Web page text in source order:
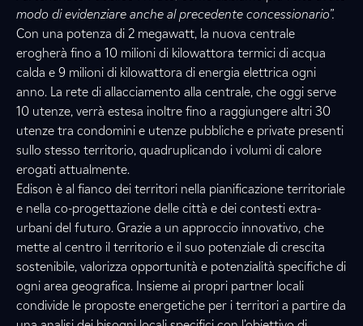
modo di evidenziare anche al precedente concessionario”.
Con una potenza di 2 megawatt, la nuova centrale
erogherà fino a 10 milioni di kilowattora termici di acqua
calda e 9 milioni di kilowattora di energia elettrica ogni
anno. La rete di allacciamento alla centrale, che oggi serve
10 utenze, verrà estesa inoltre fino a raggiungere altri 30
utenze tra condomini e utenze pubbliche e private presenti
sullo stesso territorio, quadruplicando i volumi di calore
erogati attualmente.
Edison è al fianco dei territori nella pianificazione territoriale
e nella co-progettazione delle città e dei contesti extra-
urbani del futuro. Grazie a un approccio innovativo, che
mette al centro il territorio e il suo potenziale di crescita
sostenibile, valorizza opportunità e potenzialità specifiche di
ogni area geografica. Insieme ai propri partner locali
condivide le proposte energetiche per i territori a partire da